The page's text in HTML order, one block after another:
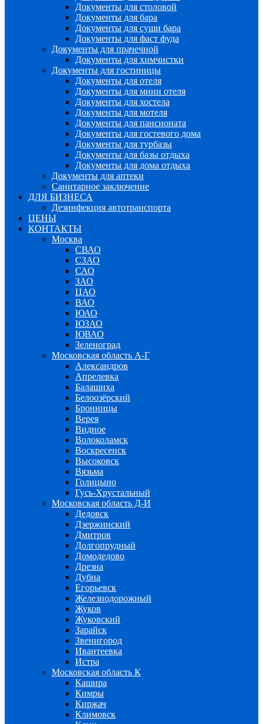
Документы для столовой
Документы для бара
Документы для суши бара
Документы для фаст фуда
Документы для прачечной
Документы для химчистки
Документы для гостиницы
Документы для отеля
Документы для мини отеля
Документы для хостела
Документы для мотеля
Документы для пансионата
Документы для гостевого дома
Документы для турбазы
Документы для базы отдыха
Документы для дома отдыха
Документы для аптеки
Санитарное заключение
ДЛЯ БИЗНЕСА
Дезинфекция автотранспорта
ЦЕНЫ
КОНТАКТЫ
Москва
СВАО
СЗАО
САО
ЗАО
ЦАО
ВАО
ЮАО
ЮЗАО
ЮВАО
Зеленоград
Московская область А-Г
Александров
Апрелевка
Балашиха
Белоозёрский
Бронницы
Верея
Видное
Волоколамск
Воскресенск
Высоковск
Вязьма
Голицыно
Гусь-Хрустальный
Московская область Д-И
Дедовск
Дзержинский
Дмитров
Долгопрудный
Домодедово
Дрезна
Дубна
Егорьевск
Железнодорожный
Жуков
Жуковский
Зарайск
Звенигород
Ивантеевка
Истра
Московская область К
Кашира
Кимры
Киржач
Климовск